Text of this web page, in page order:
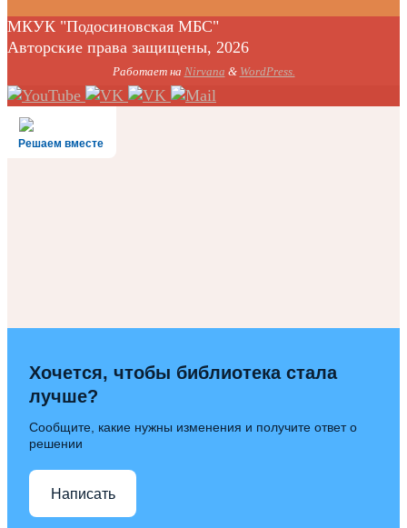
МКУК "Подосиновская МБС"
Авторские права защищены, 2026
Работает на Nirvana & WordPress.
Решаем вместе
Хочется, чтобы библиотека стала
лучше?
Сообщите, какие нужны изменения и получите ответ о
решении
Написать